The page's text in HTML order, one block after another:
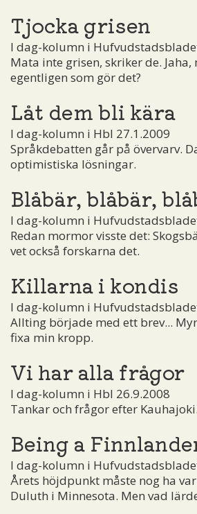
Tjocka grisen
I dag-kolumn i
Mata inte grisen, skriker de. Jaha,
egentligen som gör det?
Låt dem bli kära
I dag-kolumn i Hbl 27.1.2009
Språkdebatten går på övervarv.
optimistiska lösningar.
Blåbär, blåbär,
I dag-kolumn i
Redan mormor visste det:
vet också forskarna det.
Killarna i kondis
I dag-kolumn i
Allting började med ett brev...
fixa min kropp.
Vi har alla frågor
I dag-kolumn i Hbl 26.9.2008
Tankar och frågor efter Kauhajoki.
Being a
I dag-kolumn i
Årets höjdpunkt måste nog ha
Duluth i Minnesota. Men vad